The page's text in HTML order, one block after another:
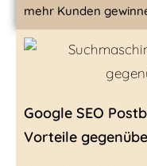
mehr Kunden
Google SEO
Vorteile